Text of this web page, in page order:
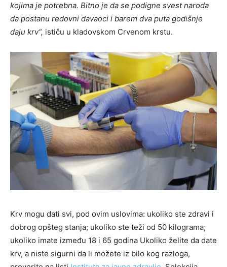
kojima je potrebna. Bitno je da se podigne svest naroda
da postanu redovni davaoci i barem dva puta godišnje
daju krv“, ističu u kladovskom Crvenom krstu.
Krv mogu dati svi, pod ovim uslovima: ukoliko ste zdravi i
dobrog opšteg stanja; ukoliko ste teži od 50 kilograma;
ukoliko imate između 18 i 65 godina Ukoliko želite da date
krv, a niste sigurni da li možete iz bilo kog razloga,